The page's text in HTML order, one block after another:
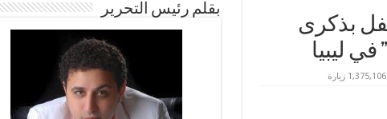
بذكرى
ليبيا
1,375,106 زيارة
بقلم رئيس التحرير